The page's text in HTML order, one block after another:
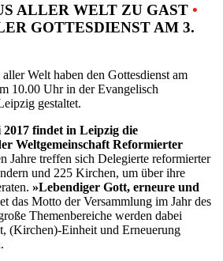
ALLER WELT ZU GAST •
GOTTESDIENST AM 3.
Welt haben den Gottesdienst am
10.00 Uhr in der Evangelisch
gestaltet.
findet in Leipzig die
Weltgemeinschaft Reformierter
Jahre treffen sich Delegierte reformierter
und 225 Kirchen, um über ihre
»Lebendiger Gott, erneure und
das Motto der Versammlung im Jahr des
Themenbereiche werden dabei
(Kirchen)-Einheit und Erneuerung